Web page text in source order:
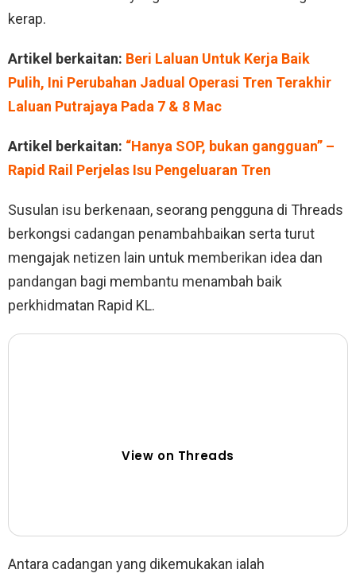
kerap.
Artikel berkaitan: Beri Laluan Untuk Kerja Baik
Pulih, Ini Perubahan Jadual Operasi Tren Terakhir
Laluan Putrajaya Pada 7 & 8 Mac
Artikel berkaitan: “Hanya SOP, bukan gangguan” –
Rapid Rail Perjelas Isu Pengeluaran Tren
Susulan isu berkenaan, seorang pengguna di Threads
berkongsi cadangan penambahbaikan serta turut
mengajak netizen lain untuk memberikan idea dan
pandangan bagi membantu menambah baik
perkhidmatan Rapid KL.
View on Threads
Antara cadangan yang dikemukakan ialah